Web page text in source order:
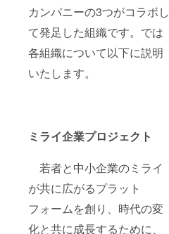
カンパニーの3つがコラボし
て発足した組織です。では
各組織について以下に説明
いたします。
ミライ企業プロジェクト
若者と中小企業のミライ
が共に広がるプラット
フォームを創り、時代の変
化と共に成長するために、